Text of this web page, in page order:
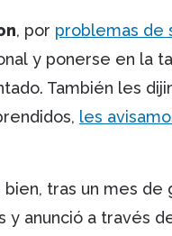
, por problemas de
y ponerse en la
También les
les
tras un mes de
y anunció a través